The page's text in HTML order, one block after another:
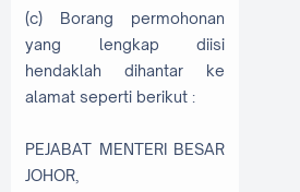
(c) Borang permohonan
yang lengkap diisi
hendaklah dihantar ke
alamat seperti berikut :
PEJABAT MENTERI BESAR
JOHOR,